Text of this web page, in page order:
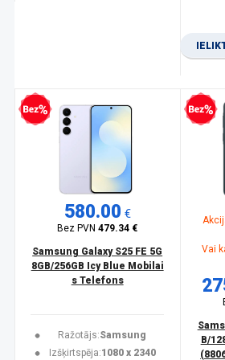
kredīts
580.00 €
Bez PVN479.34 €
Samsung Galaxy S25 FE 5G
8GB/256GB Icy Blue Mobilai
s Telefons
Ražotājs:Samsung
Izšķirtspēja:1080 x 2340
Bezprocentu
Vai
B/